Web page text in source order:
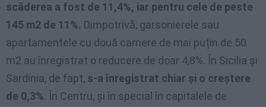
scăderea a fost de 11,4%, iar pentru cele de peste
145 m2 de 11%. Dimpotrivă, garsonierele sau
apartamentele cu două camere de mai puțin de 50
m2 au înregistrat o reducere de doar 4,8%. În Sicilia și
Sardinia, de fapt, s-a înregistrat chiar și o creștere
de 0,3%. În Centru, și în special în capitalele de